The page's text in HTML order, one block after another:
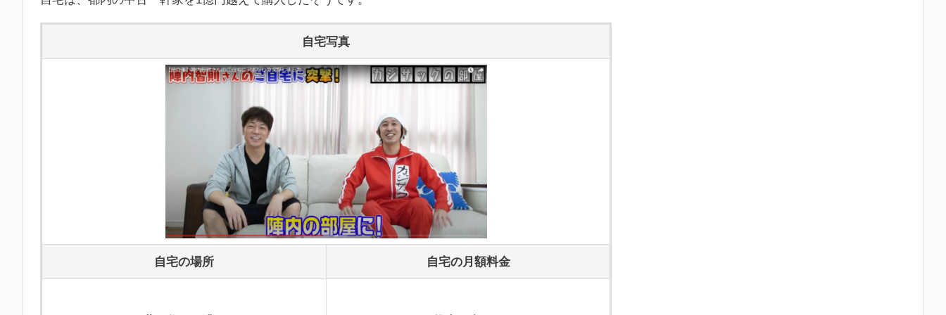
自宅写真
自宅の場所 自宅の月額料金